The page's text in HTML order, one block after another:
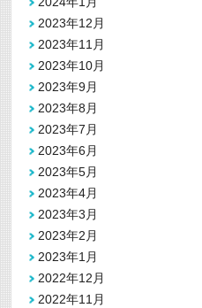
2023年12月
2023年11月
2023年10月
2023年9月
2023年8月
2023年7月
2023年6月
2023年5月
2023年4月
2023年3月
2023年2月
2023年1月
2022年12月
2022年11月